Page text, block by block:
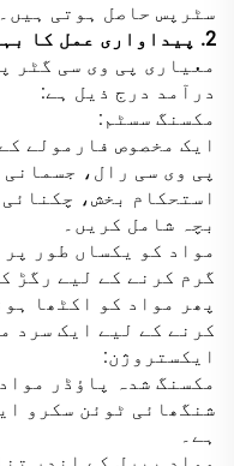
سٹرپس حاصل ہوتی ہیں۔
2. پیداواری عمل کا بہاؤ
معیاری پی وی سی گٹر
درآمد درج ذیل ہے:
مکسنگ سسٹم:
ایک مخصوص فارمولے
پی وی سی رال،
استحکام بخش،
بچہ شامل کریں۔
مواد کو یکساں طور
گرم کرنے کے لیے رگڑ
پھر مواد کو اکٹھا
کرنے کے لیے ایک سرد
ایکستروژن:
مکسنگ شدہ پاؤڈر
شنگھائی ٹوئن سکرو
ہے۔